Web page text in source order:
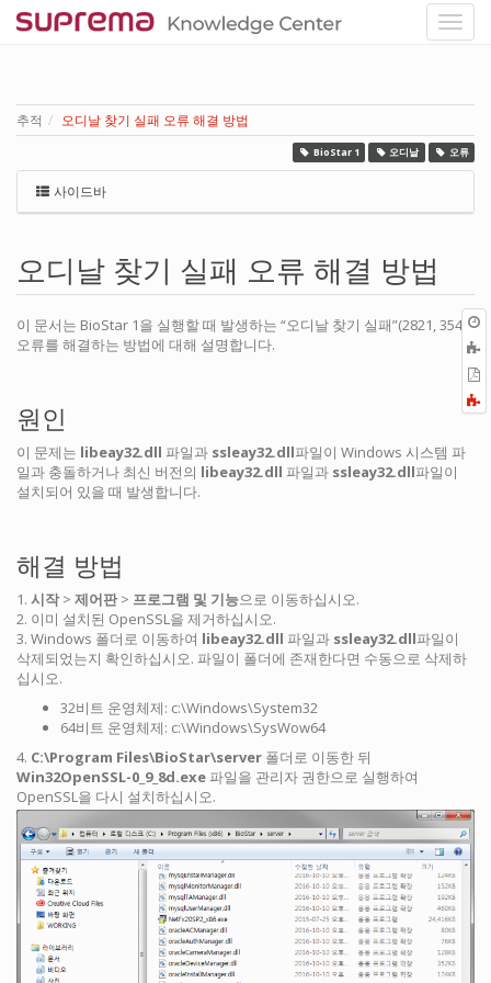
추적 오디날 찾기 실패 오류 해결 방법
BioStar 1 오디날 오류
사이드바
오디날 찾기 실패 오류 해결 방법
이 문서는 BioStar 1을 실행할 때 발생하는 “오디날 찾기 실패”(2821, 354)
오류를 해결하는 방법에 대해 설명합니다.
원인
이 문제는 libeay32.dll 파일과 ssleay32.dll파일이 Windows 시스템 파
일과 충돌하거나 최신 버전의 libeay32.dll 파일과 ssleay32.dll파일이
설치되어 있을 때 발생합니다.
해결 방법
1. 시작> 제어판> 프로그램 및 기능으로 이동하십시오.
2. 이미 설치된 OpenSSL을 제거하십시오.
3. Windows 폴더로 이동하여 libeay32.dll 파일과 ssleay32.dll파일이
삭제되었는지 확인하십시오. 파일이 폴더에 존재한다면 수동으로 삭제하
십시오.
32비트 운영체제: c:\Windows\System32
64비트 운영체제: c:\Windows\SysWow64
4. C:\Program Files\BioStar\server 폴더로 이동한 뒤
Win32OpenSSL-0_9_8d.exe 파일을 관리자 권한으로 실행하여
OpenSSL을 다시 설치하십시오.